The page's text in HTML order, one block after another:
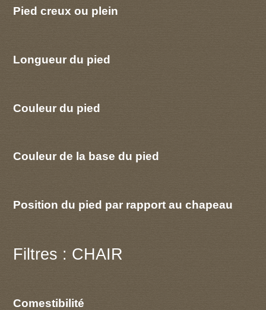
Pied creux ou plein
Longueur du pied
Couleur du pied
Couleur de la base du pied
Position du pied par rapport au chapeau
Filtres : CHAIR
Comestibilité